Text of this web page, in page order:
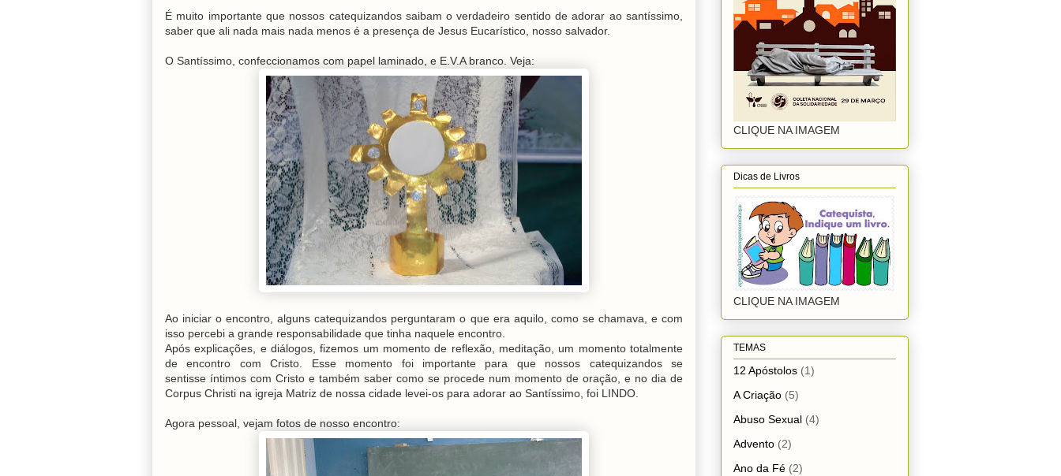
É muito importante que nossos catequizandos saibam o verdadeiro sentido de adorar ao santíssimo,
saber que ali nada mais nada menos é a presença de Jesus Eucarístico, nosso salvador.
O Santíssimo, confeccionamos com papel laminado, e E.V.A branco. Veja:
Ao iniciar o encontro, alguns catequizandos perguntaram o que era aquilo, como se chamava, e com
isso percebi a grande responsabilidade que tinha naquele encontro.
Após explicações, e diálogos, fizemos um momento de reflexão, meditação, um momento totalmente
de encontro com Cristo. Esse momento foi importante para que nossos catequizandos se
sentisse íntimos com Cristo e também saber como se procede num momento de oração, e no dia de
Corpus Christi na igreja Matriz de nossa cidade levei-os para adorar ao Santíssimo, foi LINDO.
Agora pessoal, vejam fotos de nosso encontro:
CLIQUE NA IMAGEM
Dicas de Livros
CLIQUE NA IMAGEM
TEMAS
12 Apóstolos (1)
A Criação (5)
Abuso Sexual (4)
Advento (2)
Ano da Fé (2)